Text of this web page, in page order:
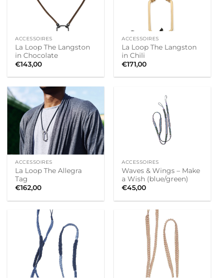
ACCESSOIRES
La Loop The Langston
in Chocolate
€143,00
ACCESSOIRES
La Loop The Langston
in Chili
€171,00
ACCESSOIRES
La Loop The Allegra
Tag
€162,00
ACCESSOIRES
Waves & Wings – Make
a Wish (blue/green)
€45,00